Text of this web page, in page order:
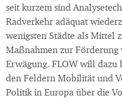
seit kurzem sind
Radverkehr adäquat
wenigsten Städte als Mittel
Maßnahmen zur
Erwägung. FLOW will dazu
den Feldern Mobilität und
Politik in Europa über die